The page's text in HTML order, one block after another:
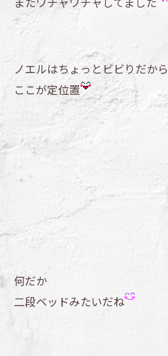
ノエルはちょっとビビりだから
ここが定位置
何だか
二段ベッドみたいだね